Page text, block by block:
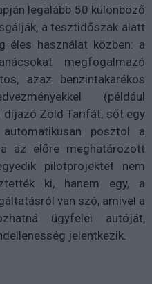
legalább 50 különböző
a tesztidőszak alatt
éles használat közben: a
megfogalmazó
azaz benzintakarékos
(például
díjazó Zöld Tarifát, sőt egy
posztol a
az előre meghatározott
pilotprojektet nem
ki, hanem egy, a
van szó, amivel a
ügyfelei autóját,
jelentkezik.